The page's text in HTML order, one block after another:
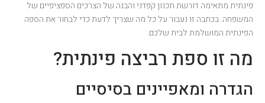
פינתית מתאימה דורשת תכנון קפדני והבנה של הצרכים הספציפיים של
המשפחה. בכתבה זו נעבור על כל מה שצריך לדעת כדי לבחור את הספה
הפינתית המושלמת לבית שלכם.
מה זו ספת רביצה פינתית?
הגדרה ומאפיינים בסיסיים